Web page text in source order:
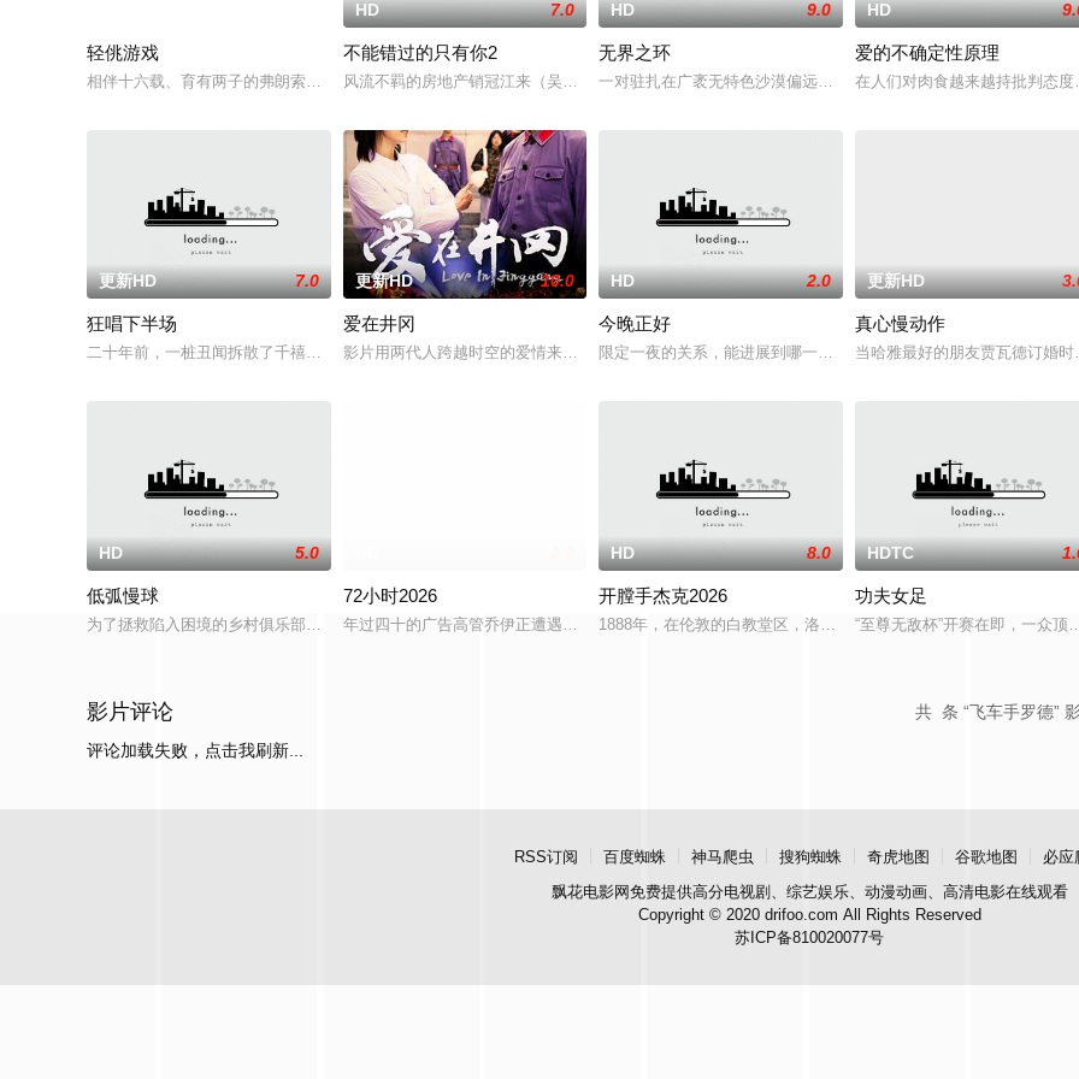
轻佻游戏
相伴十六载、育有两子的弗朗索瓦与朱莉陷入灵肉疏离。为探索真实自我，他们开启开放式关系，纵身情欲迷局
HD 7.0
不能错过的只有你2
风流不羁的房地产销冠江来（吴翊歌 饰），为利益化身“深情画家”，步步为营接近倔强女医生李梦（李萌萌
HD 9.0
无界之环
一对驻扎在广袤无特色沙漠偏远边境的敌军士兵在忘记边境的哪一边
HD
爱的不确定性原理
在人们对肉食越来越持批判态
更新HD 7.0
狂唱下半场
二十年前，一桩丑闻拆散了千禧年初期当红的韩国流行三人团体。如今，三人为了一场仅有一次的演出再度合体
更新HD 10.0
爱在井冈
影片用两代人跨越时空的爱情来演绎吉安老区人民的创业故事、幸福故事、追梦故事。脱贫不松劲，致富再
HD 2.0
今晚正好
限定一夜的关系，能进展到哪一步？
更新HD
真心慢动作
当哈雅最好的朋友贾瓦德订婚
HD 5.0
低弧慢球
为了拯救陷入困境的乡村俱乐部，并赢得父亲的认同，一名过气职业网球选手被迫打破神圣誓言，做出难以想象
72小时2026
年过四十的广告高管乔伊正遭遇事业瓶颈，急需证明自己还能读懂年轻人的市场。一场乌龙让他意外被拉进
HD 8.0
开膛手杰克2026
1888年，在伦敦的白教堂区，洛蒂（柯克饰）发现自己被臭名昭著的
HDTC
功夫女足
“至尊无敌杯”开赛在即，一众顶
共 条 “飞车手罗德”
影片评论
评论加载失败，点击我刷新...
RSS订阅 百度蜘蛛 神马爬虫 搜狗蜘蛛 奇虎地图 谷歌地图
必应
飘花电影网免费提供高分电视剧、综艺娱乐、动漫动画、高清电影在线观看
Copyright © 2020 drifoo.com All Rights Reserved
苏ICP备810020077号